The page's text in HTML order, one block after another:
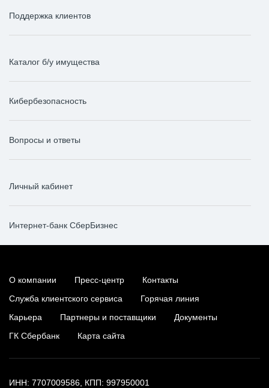
Поддержка клиентов
Каталог б/у имущества
Кибербезопасность
Вопросы и ответы
Личный кабинет
Интернет-банк СберБизнес
О компании Пресс-центр
Контакты
Служба клиентского сервиса
Горячая линия
Карьера
Партнеры и поставщики
Документы
ГК Сбербанк
Карта сайта
ИНН: 7707009586, КПП: 997950001